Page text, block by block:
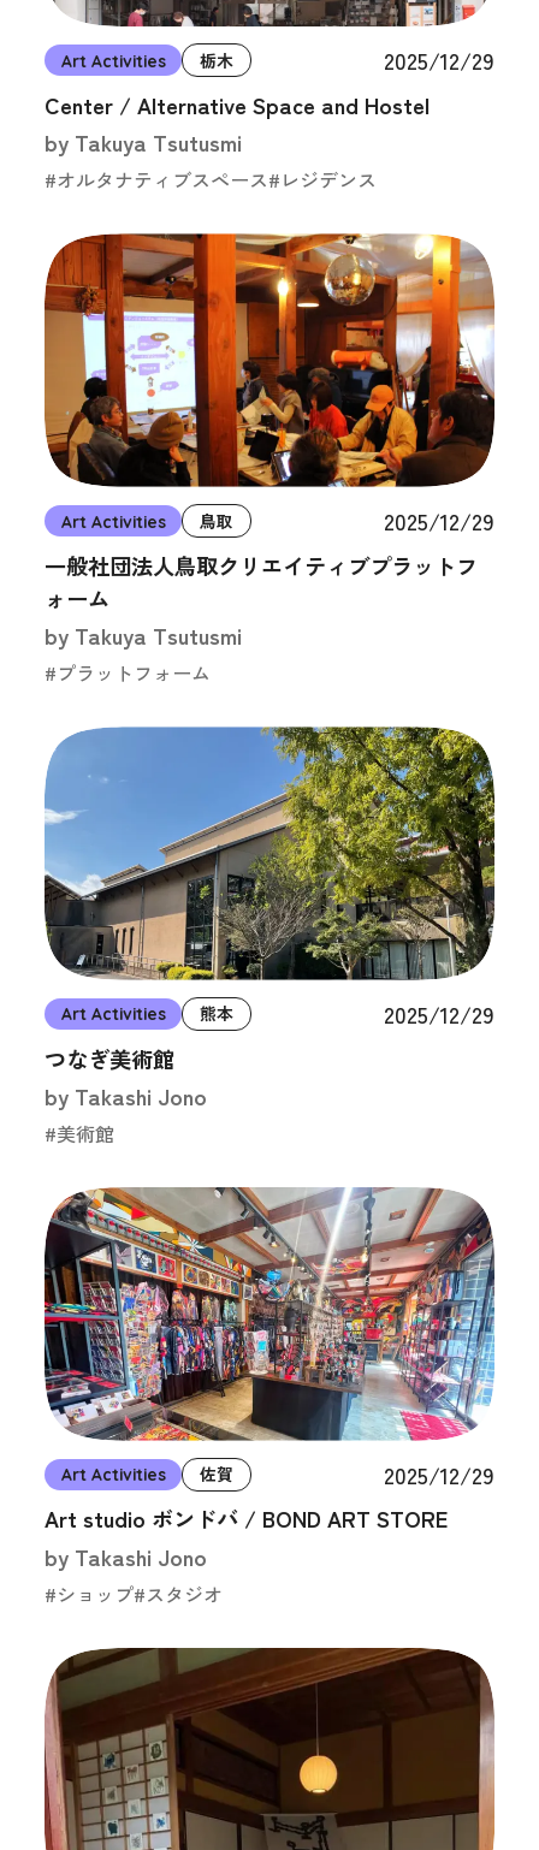
Art Activities 栃木
2025/12/29
Center / Alternative Space and Hostel
by Takuya Tsutusmi
#オルタナティブスペース#レジデンス
Art Activities 鳥取
2025/12/29
一般社団法人鳥取クリエイティブプラットフ
ォーム
by Takuya Tsutusmi
#プラットフォーム
Art Activities 熊本
2025/12/29
つなぎ美術館
by Takashi Jono
#美術館
Art Activities 佐賀
2025/12/29
Art studio ボンドバ / BOND ART STORE
by Takashi Jono
#ショップ#スタジオ